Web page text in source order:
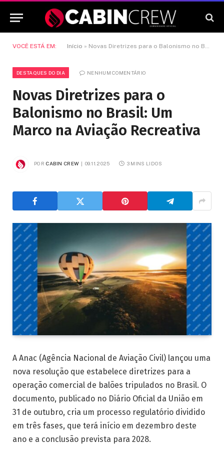
VOCÊ ESTÁ EM: Início » Novas Diretrizes para o Balonismo no Brasil: Um Marco na Aviação Recreativa
DESTAQUES DO DIA NENHUM COMENTÁRIO
Novas Diretrizes para o
Balonismo no Brasil: Um
Marco na Aviação Recreativa
POR CABIN CREW 09.11.2025 3 MINS LIDOS
A Anac (Agência Nacional de Aviação Civil) lançou uma
nova resolução que estabelece diretrizes para a
operação comercial de balões tripulados no Brasil. O
documento, publicado no Diário Oficial da União em
31 de outubro, cria um processo regulatório dividido
em três fases, que terá início em dezembro deste
ano e a conclusão prevista para 2028.